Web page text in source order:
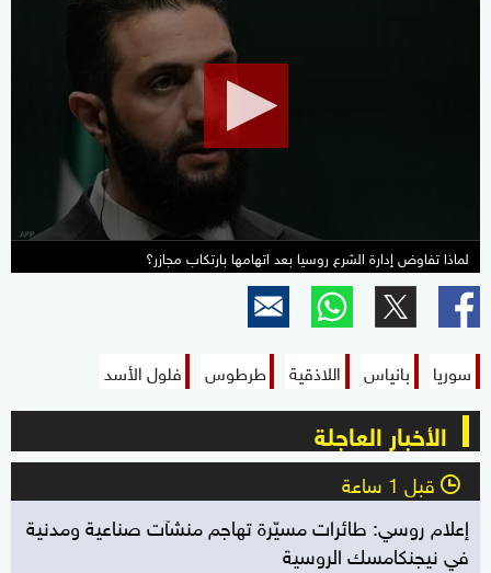
minutes,
لماذا تفاوض إدارة الشرع روسيا بعد اتهامها بارتكاب مجازر؟
سوريا بانياس اللاذقية طرطوس فلول الأسد
الأخبار العاجلة
l قبل 1 ساعة
إعلام روسي: طائرات مسيّرة تهاجم منشآت صناعية ومدنية
في نيجنكامسك الروسية